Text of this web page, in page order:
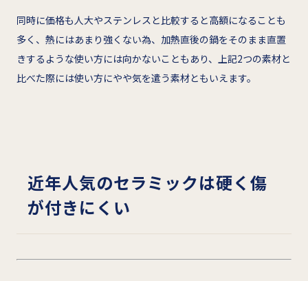
同時に価格も人大やステンレスと比較すると高額になることも
多く、熱にはあまり強くない為、加熱直後の鍋をそのまま直置
きするような使い方には向かないこともあり、上記2つの素材と
比べた際には使い方にやや気を遣う素材ともいえます。
近年人気のセラミックは硬く傷
が付きにくい